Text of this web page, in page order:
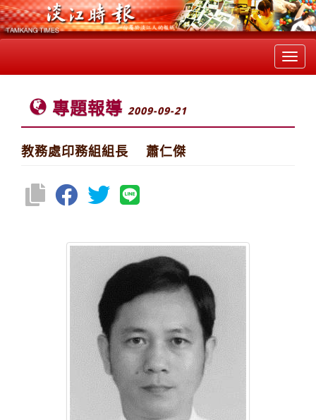
專題報導 2009-09-21
教務處印務組組長 蕭仁傑